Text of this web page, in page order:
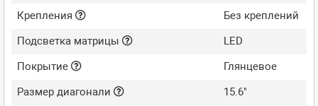
Крепления
Без креплений
Подсветка матрицы
LED
Покрытие
Глянцевое
Размер диагонали
15.6"